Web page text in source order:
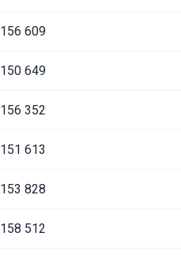
156 609
150 649
156 352
151 613
153 828
158 512